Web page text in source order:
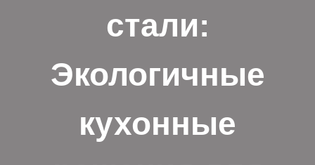
стали:
Экологичные
кухонные